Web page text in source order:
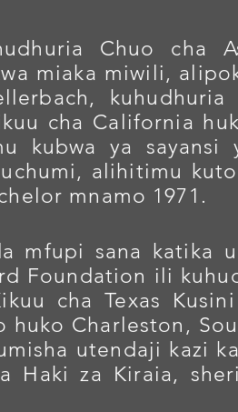
Chuo cha
miaka miwili,
kuhudhuria
cha California
kubwa ya sayansi
alihitimu
mnamo 1971.
mfupi sana katika
Foundation ili
cha Texas
huko Charleston,
utendaji kazi
Haki za Kiraia,